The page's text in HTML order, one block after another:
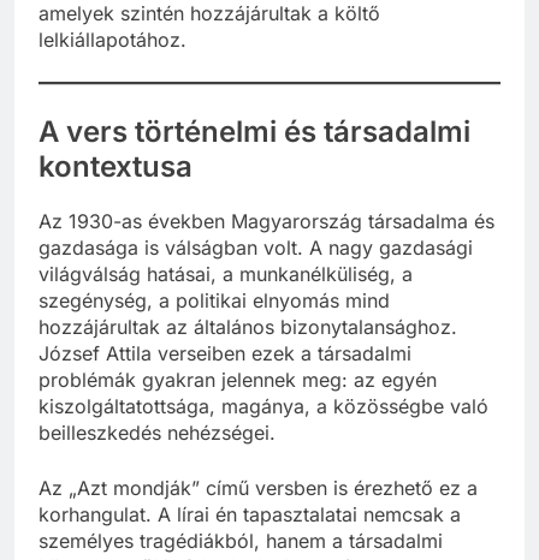
amelyek szintén hozzájárultak a költő
lelkiállapotához.
A vers történelmi és társadalmi
kontextusa
Az 1930-as években Magyarország társadalma és
gazdasága is válságban volt. A nagy gazdasági
világválság hatásai, a munkanélküliség, a
szegénység, a politikai elnyomás mind
hozzájárultak az általános bizonytalansághoz.
József Attila verseiben ezek a társadalmi
problémák gyakran jelennek meg: az egyén
kiszolgáltatottsága, magánya, a közösségbe való
beilleszkedés nehézségei.
Az „Azt mondják” című versben is érezhető ez a
korhangulat. A lírai én tapasztalatai nemcsak a
személyes tragédiákból, hanem a társadalmi